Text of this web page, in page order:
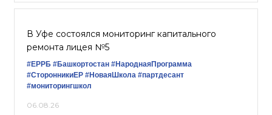
В Уфе состоялся мониторинг капитального
ремонта лицея №5
#ЕРРБ #Башкортостан #НароднаяПрограмма
#СторонникиЕР #НоваяШкола #партдесант
#мониторингшкол
06.08.26